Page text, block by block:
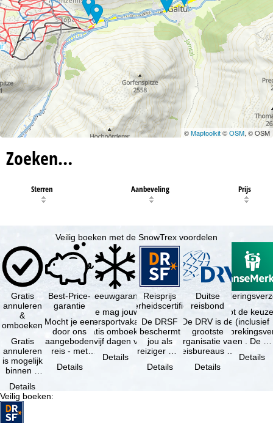
©Maptoolkit©OSM, © OSM
Zoeken…
Sterren Aanbeveling Prijs
Veilig boeken met de SnowTrex voordelen
Gratis
annuleren
&
omboeken
Gratis
annuleren
is mogelijk
binnen 5
de
boeking,
als jouw
vakantie …
Details
Best-Price-
garantie
Mocht je een
door ons
aangeboden
reis - met
beschikbaarheid
Details
Sneeuwgarantie
Je mag jouw
wintersportvakantie
gratis omboeken
als vijf dagen voor
Details
Reisprijs
zekerheidscertificaat
De DRSF
beschermt
jou als
reiziger met
pakketreis
Details
Duitse
reisbond
De DRV is de
grootste
organisatie van
reisbureaus en
in Duitsland. …
Details
Je hebt de
(inclusief
en . De …
Details
Veilig boeken: